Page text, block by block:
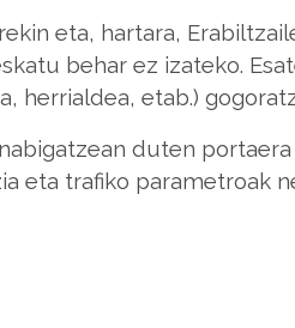
eta, hartara,
behar ez izateko.
herrialdea, etab.)
duten
eta trafiko parametroak